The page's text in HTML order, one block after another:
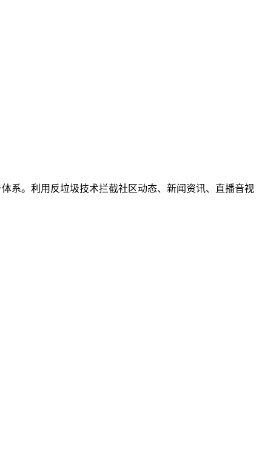
系。利用反垃圾技术拦截社区动态、新闻资讯、直播音视